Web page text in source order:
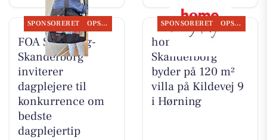
SPONSORERET OPSLAGSTAVLEN
FOA Silkeborg-
Skanderborg
inviterer
dagplejere til
konkurrence om
bedste
dagplejertip
SPONSORERET OPSLAGSTAVLEN
home
Skanderborg
byder på 120 m²
villa på Kildevej 9
i Hørning